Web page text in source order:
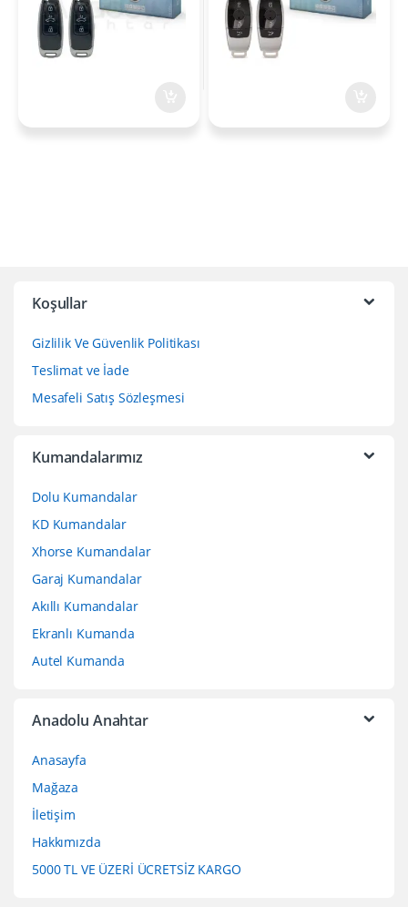
Koşullar
Gizlilik Ve Güvenlik Politikası
Teslimat ve İade
Mesafeli Satış Sözleşmesi
Kumandalarımız
Dolu Kumandalar
KD Kumandalar
Xhorse Kumandalar
Garaj Kumandalar
Akıllı Kumandalar
Ekranlı Kumanda
Autel Kumanda
Anadolu Anahtar
Anasayfa
Mağaza
İletişim
Hakkımızda
5000 TL VE ÜZERİ ÜCRETSİZ KARGO